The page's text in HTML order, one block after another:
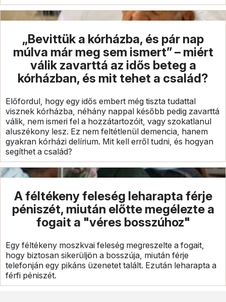
„Bevittük a kórházba, és pár nap
múlva már meg sem ismert” – miért
válik zavarttá az idős beteg a
kórházban, és mit tehet a család?
Előfordul, hogy egy idős embert még tiszta tudattal
visznek kórházba, néhány nappal később pedig zavarttá
válik, nem ismeri fel a hozzátartozóit, vagy szokatlanul
aluszékony lesz. Ez nem feltétlenül demencia, hanem
gyakran kórházi delírium. Mit kell erről tudni, és hogyan
segíthet a család?
A féltékeny feleség leharapta férje
péniszét, miután előtte megélezte a
fogait a "véres bosszúhoz"
Egy féltékeny moszkvai feleség megreszelte a fogait,
hogy biztosan sikerüljön a bosszúja, miután férje
telefonján egy pikáns üzenetet talált. Ezután leharapta a
férfi péniszét.